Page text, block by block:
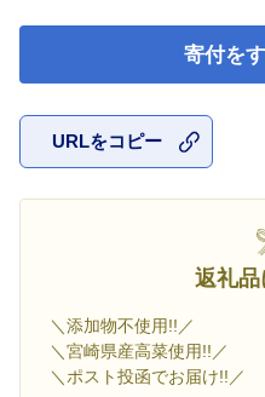
寄付を
URLをコピー
返礼品
＼添加物不使用!!／
＼宮崎県産高菜使用!!／
＼ポスト投函でお届け!!／